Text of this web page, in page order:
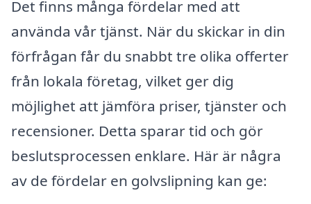
Det finns många fördelar med att
använda vår tjänst. När du skickar in din
förfrågan får du snabbt tre olika offerter
från lokala företag, vilket ger dig
möjlighet att jämföra priser, tjänster och
recensioner. Detta sparar tid och gör
beslutsprocessen enklare. Här är några
av de fördelar en golvslipning kan ge: